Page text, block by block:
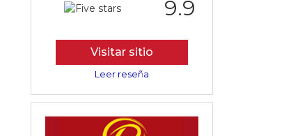
9.9
Visitar sitio
Leer reseña